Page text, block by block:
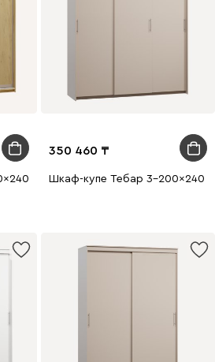
Дуб Золотистый 2 зеркала
350 460
Шкаф-купе Тебар 3-200x240